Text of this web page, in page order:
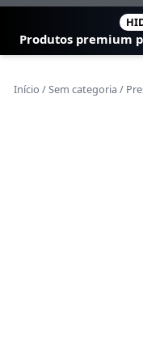
Produtos premium
Início /Sem categoria /